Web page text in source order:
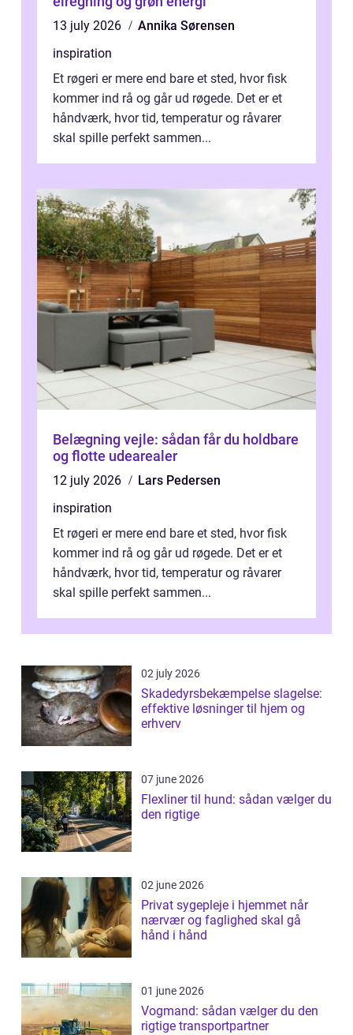
13 july 2026
Annika Sørensen
inspiration
Et røgeri er mere end bare et sted, hvor fisk
kommer ind rå og går ud røgede. Det er et
håndværk, hvor tid, temperatur og råvarer
skal spille perfekt sammen...
Belægning vejle: sådan får du holdbare
og flotte udearealer
12 july 2026
Lars Pedersen
inspiration
Et røgeri er mere end bare et sted, hvor fisk
kommer ind rå og går ud røgede. Det er et
håndværk, hvor tid, temperatur og råvarer
skal spille perfekt sammen...
02 july 2026
Skadedyrsbekæmpelse slagelse:
effektive løsninger til hjem og
erhverv
07 june 2026
Flexliner til hund: sådan vælger du
den rigtige
02 june 2026
Privat sygepleje i hjemmet når
nærvær og faglighed skal gå
hånd i hånd
01 june 2026
Vogmand: sådan vælger du den
rigtige transportpartner